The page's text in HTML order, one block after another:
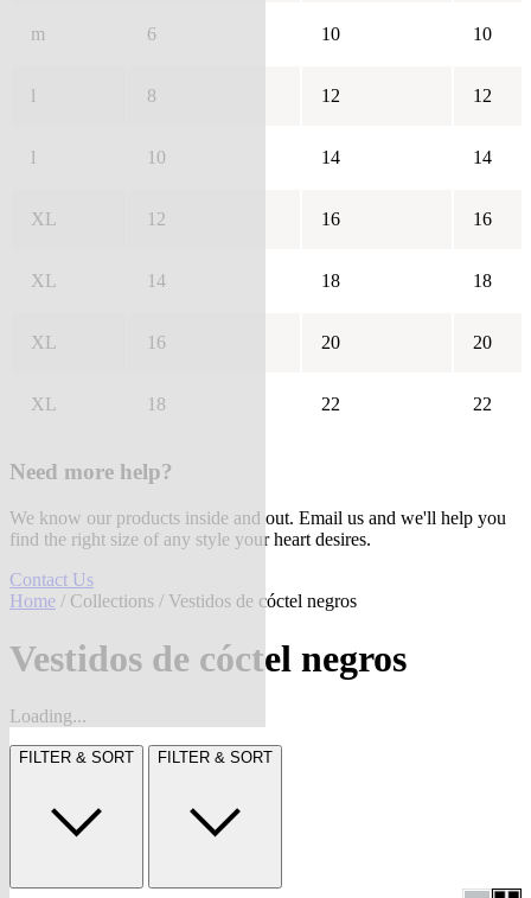
m 6 10 10
l 8 12 12
l 10 14 14
XL 12 16 16
XL 14 18 18
XL 16 20 20
XL 18 22 22
Need more help?
We know our products inside and out. Email us and we'll help you
find the right size of any style your heart desires.
Contact Us
Home / Collections / Vestidos de cóctel negros
Vestidos de cóctel negros
Loading...
FILTER & SORT FILTER & SORT